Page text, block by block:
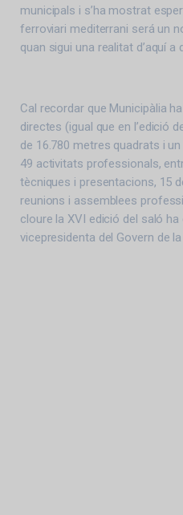
municipals i s’ha mostrat
ferroviari mediterrani será un
quan sigui una realitat d’aquí a
Cal recordar que Municipàlia
directes (igual que en l’edició
de 16.780 metres quadrats i
49 activitats professionals,
tècniques i presentacions, 15
reunions i assemblees
cloure la XVI edició del saló
vicepresidenta del Govern de